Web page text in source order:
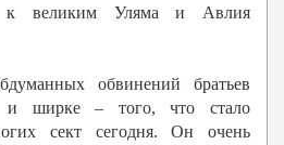
к великим Уляма и Авлия
обвинений братьев
и ширке – того, что стало
сект сегодня. Он очень